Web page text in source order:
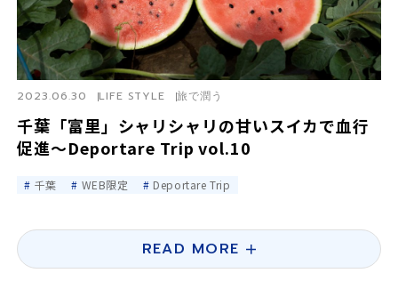
千葉「富里」シャリシャリの甘いスイカで血行
促進～Deportare Trip vol.10
2023.06.30 LIFE STYLE 旅で潤う
千葉 WEB限定 Deportare Trip
READ MORE